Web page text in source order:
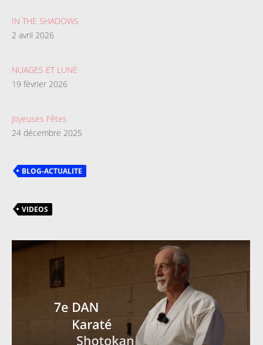
IN THE SHADOWS
2 avril 2026
NUAGES ET LUNE
19 février 2026
Joyeuses Fêtes
24 décembre 2025
BLOG-ACTUALITE
VIDEOS